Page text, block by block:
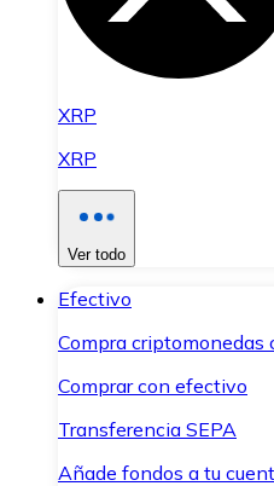
XRP
XRP
Ver todo
Efectivo
Compra criptomonedas
Comprar con efectivo
Transferencia SEPA
Añade fondos a tu